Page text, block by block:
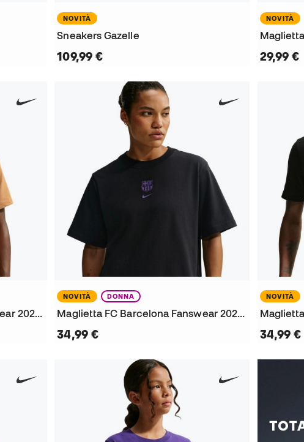
NOVITÀ
Sneakers Gazelle
109,99 €
NOVITÀ
29,99 €
Maglietta FC Barcelona Fanswear 2026-2027
NOVITÀ DONNA
Maglietta FC Barcelona Fanswear 2026-2027 da Donna
34,99 €
NOVITÀ
34,99 €